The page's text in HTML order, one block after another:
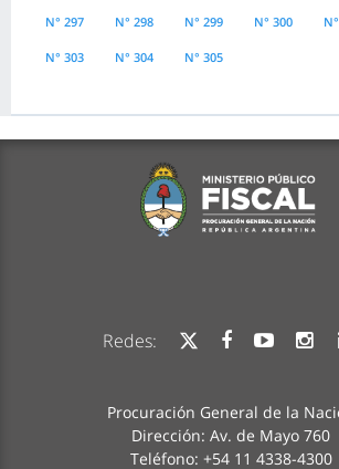
N° 297 N° 298 N° 299 N° 300
N° 303 N° 304 N° 305
Redes:
Procuración General de la
Dirección: Av. de Mayo 760
Teléfono: +54 11 4338-4300